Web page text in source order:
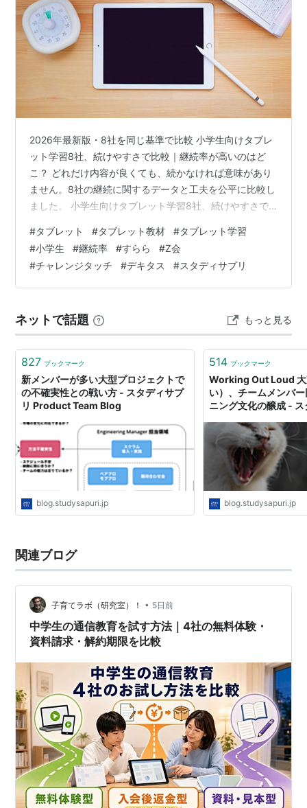
2026年最新版・8社を同じ基準で比較 小学生向けタブレ
ット学習8社、続けやすさで比較｜継続率が高いのはど
こ？ どれだけ内容が良くても、続かなければ意味があり
ません。8社の継続に関するデータと工夫を公平に比較し
ました。 小学生向けタブレット学習8社、続けやすさで
ータ 📊 続けやすさの工夫 早見表 📝 8社の続けやすさ 詳
細 ⚠️ 続けやすさだけで選ぶときの注意点 ❓ よくある質問
タブレット学習を選ぶとき、料金や機能と同じくらい重
要なのが「続けられるかどうか」です。どれだけ優れた
実際、「最初…
#タブレット #タブレット教材 #タブレット学習
#小学生 #継続率 #すらら #Z会
#チャレンジタッチ #デキタス #スタディサプリ
ネットで話題 もっと見る
827 ブックマーク
新メンバーが多い大型プロジェクトで
の不確実性との戦い方 - スタディサプ
リ Product Team Blog
blog.studysapuri.jp
514 ブックマーク
Working Out Loud 大
い）、チームメンバ
ニング文化の醸成 -
blog.studysapuri.jp
関連ブログ
子育てラボ（研究室）！ • 5日前
中学生の通信教育を試す方法｜4社の無料体験・
資料請求・解約期限を比較